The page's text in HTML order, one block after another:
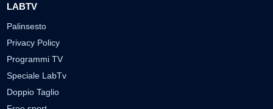
LABTV
Palinsesto
Privacy Policy
Programmi TV
Speciale LabTv
Doppio Taglio